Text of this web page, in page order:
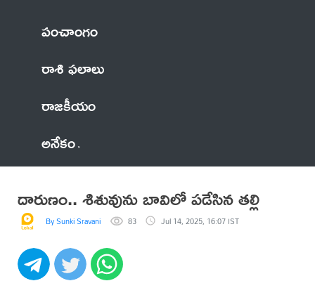
పంచాంగం
రాశి ఫలాలు
రాజకీయం
అనేకం
దారుణం.. శిశువును బావిలో పడేసిన తల్లి
By Sunki Sravani 83 Jul 14, 2025, 16:07 IST